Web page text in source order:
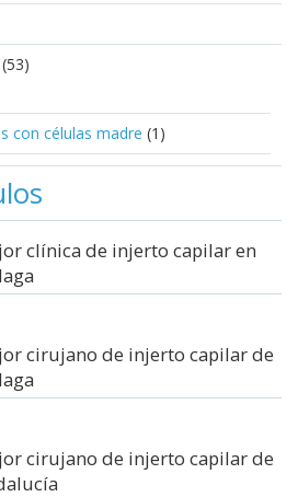
(53)
con células madre (1)
clínica de injerto capilar en
cirujano de injerto capilar de
cirujano de injerto capilar de